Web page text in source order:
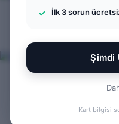
İlk 3 sorun
Şimdi
Kart bilgisi
Menü
...
Ol
ANASAYFA
Ceza Hukuku